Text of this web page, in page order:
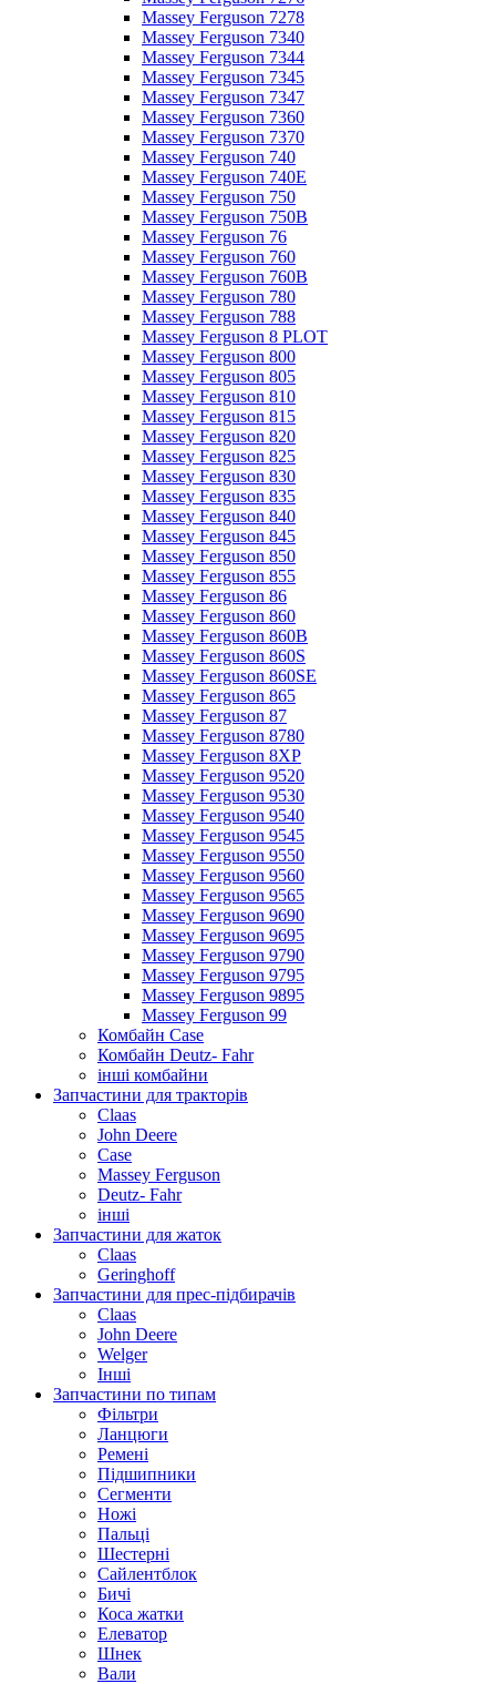
Massey Ferguson 7278
Massey Ferguson 7340
Massey Ferguson 7344
Massey Ferguson 7345
Massey Ferguson 7347
Massey Ferguson 7360
Massey Ferguson 7370
Massey Ferguson 740
Massey Ferguson 740E
Massey Ferguson 750
Massey Ferguson 750B
Massey Ferguson 76
Massey Ferguson 760
Massey Ferguson 760B
Massey Ferguson 780
Massey Ferguson 788
Massey Ferguson 8 PLOT
Massey Ferguson 800
Massey Ferguson 805
Massey Ferguson 810
Massey Ferguson 815
Massey Ferguson 820
Massey Ferguson 825
Massey Ferguson 830
Massey Ferguson 835
Massey Ferguson 840
Massey Ferguson 845
Massey Ferguson 850
Massey Ferguson 855
Massey Ferguson 86
Massey Ferguson 860
Massey Ferguson 860B
Massey Ferguson 860S
Massey Ferguson 860SE
Massey Ferguson 865
Massey Ferguson 87
Massey Ferguson 8780
Massey Ferguson 8XP
Massey Ferguson 9520
Massey Ferguson 9530
Massey Ferguson 9540
Massey Ferguson 9545
Massey Ferguson 9550
Massey Ferguson 9560
Massey Ferguson 9565
Massey Ferguson 9690
Massey Ferguson 9695
Massey Ferguson 9790
Massey Ferguson 9795
Massey Ferguson 9895
Massey Ferguson 99
Комбайн Case
Комбайн Deutz- Fahr
інші комбайни
Запчастини для тракторів
Claas
John Deere
Case
Massey Ferguson
Deutz- Fahr
інші
Запчастини для жаток
Claas
Geringhoff
Запчастини для прес-підбирачів
Claas
John Deere
Welger
Інші
Запчастини по типам
Фільтри
Ланцюги
Ремені
Підшипники
Сегменти
Ножі
Пальці
Шестерні
Сайлентблок
Бичі
Коса жатки
Елеватор
Шнек
Вали